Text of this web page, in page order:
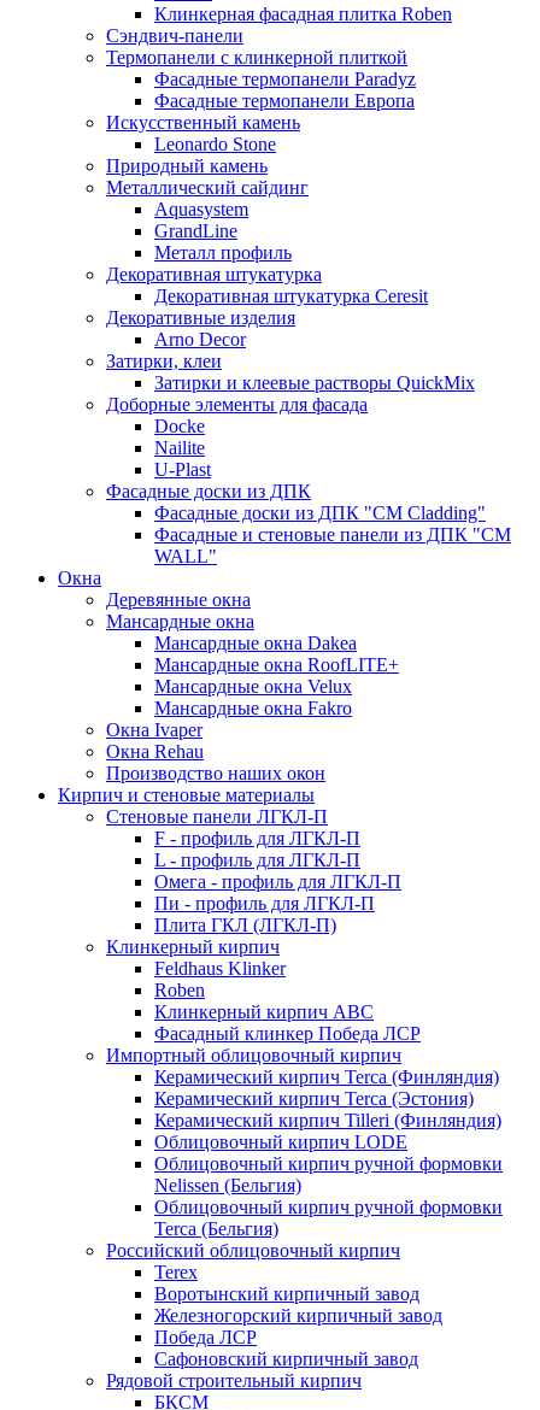
Клинкерная фасадная плитка Roben
Сэндвич-панели
Термопанели с клинкерной плиткой
Фасадные термопанели Paradyz
Фасадные термопанели Европа
Искусственный камень
Leonardo Stone
Природный камень
Металлический сайдинг
Aquasystem
GrandLine
Металл профиль
Декоративная штукатурка
Декоративная штукатурка Ceresit
Декоративные изделия
Arno Decor
Затирки, клеи
Затирки и клеевые растворы QuickMix
Доборные элементы для фасада
Docke
Nailite
U-Plast
Фасадные доски из ДПК
Фасадные доски из ДПК "CM Cladding"
Фасадные и стеновые панели из ДПК "CM
WALL"
Окна
Деревянные окна
Мансардные окна
Мансардные окна Dakea
Мансардные окна RoofLITE+
Мансардные окна Velux
Мансардные окна Fakro
Окна Ivaper
Окна Rehau
Производство наших окон
Кирпич и стеновые материалы
Стеновые панели ЛГКЛ-П
F - профиль для ЛГКЛ-П
L - профиль для ЛГКЛ-П
Омега - профиль для ЛГКЛ-П
Пи - профиль для ЛГКЛ-П
Плита ГКЛ (ЛГКЛ-П)
Клинкерный кирпич
Feldhaus Klinker
Roben
Клинкерный кирпич ABC
Фасадный клинкер Победа ЛСР
Импортный облицовочный кирпич
Керамический кирпич Terca (Финляндия)
Керамический кирпич Terca (Эстония)
Керамический кирпич Tilleri (Финляндия)
Облицовочный кирпич LODE
Облицовочный кирпич ручной формовки
Nelissen (Бельгия)
Облицовочный кирпич ручной формовки
Terca (Бельгия)
Российский облицовочный кирпич
Terex
Воротынский кирпичный завод
Железногорский кирпичный завод
Победа ЛСР
Сафоновский кирпичный завод
Рядовой строительный кирпич
БКСМ